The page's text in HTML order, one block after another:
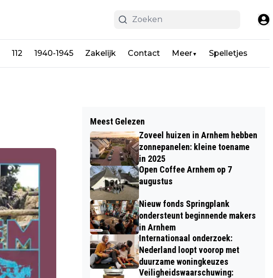
112 1940-1945 Zakelijk Contact Meer▼ Spelletjes
Meest Gelezen
Zoveel huizen in Arnhem hebben
zonnepanelen: kleine toename
in 2025
Open Coffee Arnhem op 7
augustus
Nieuw fonds Springplank
ondersteunt beginnende makers
in Arnhem
Internationaal onderzoek:
Nederland loopt voorop met
duurzame woningkeuzes
Veiligheidswaarschuwing: